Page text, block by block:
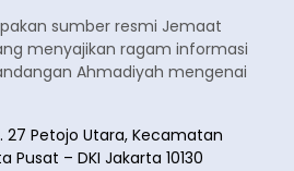
sumber resmi Jemaat
menyajikan ragam informasi
Ahmadiyah mengenai
27 Petojo Utara, Kecamatan
Pusat – DKI Jakarta 10130